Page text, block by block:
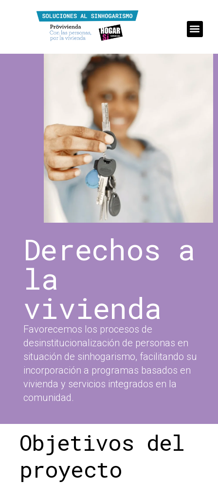
Derechos a
la
vivienda
Favorecemos los procesos de
desinstitucionalización de personas en
situación de sinhogarismo, facilitando su
incorporación a programas basados en
vivienda y servicios integrados en la
comunidad.
Objetivos del
proyecto